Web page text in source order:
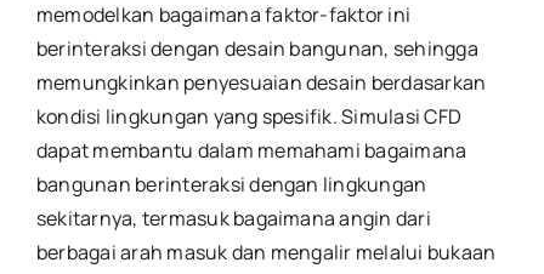
memodelkan bagaimana faktor-faktor ini
berinteraksi dengan desain bangunan, sehingga
memungkinkan penyesuaian desain berdasarkan
kondisi lingkungan yang spesifik. Simulasi CFD
dapat membantu dalam memahami bagaimana
bangunan berinteraksi dengan lingkungan
sekitarnya, termasuk bagaimana angin dari
berbagai arah masuk dan mengalir melalui bukaan